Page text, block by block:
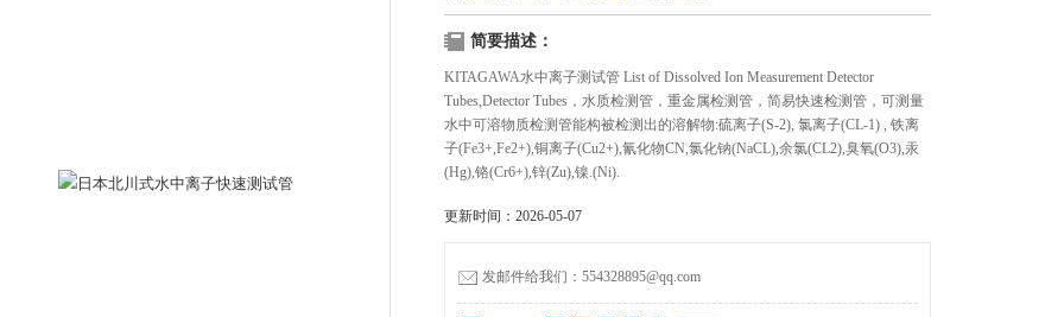
简要描述：
KITAGAWA水中离子测试管 List of Dissolved Ion Measurement Detector
Tubes,Detector Tubes，水质检测管，重金属检测管，简易快速检测管，可测量
水中可溶物质检测管能构被检测出的溶解物:硫离子(S-2), 氯离子(CL-1) , 铁离
子(Fe3+,Fe2+),铜离子(Cu2+),氰化物CN,氯化钠(NaCL),余氯(CL2),臭氧(O3),汞
(Hg),铬(Cr6+),锌(Zu),镍.(Ni).
更新时间：2026-05-07
发邮件给我们：554328895@qq.com